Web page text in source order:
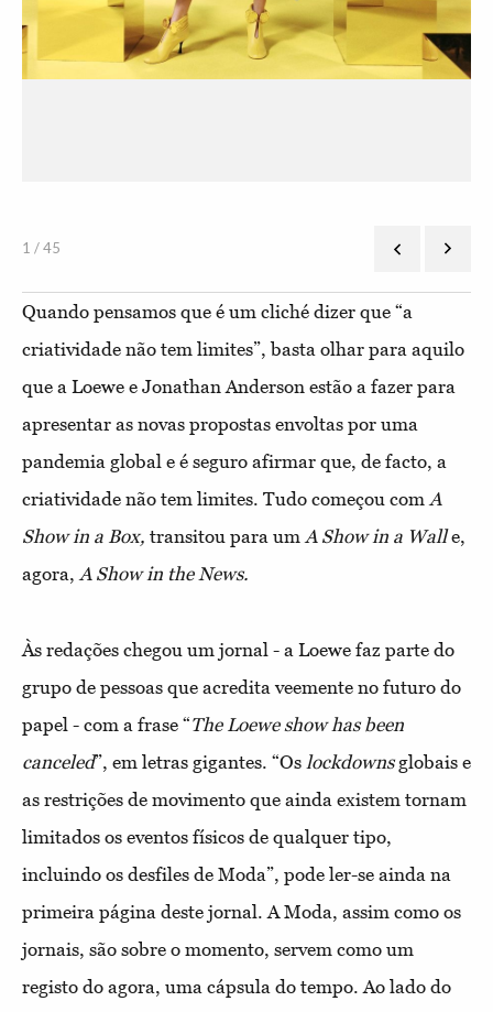
1 / 45
Quando pensamos que é um cliché dizer que “a
criatividade não tem limites”, basta olhar para aquilo
que a Loewe e Jonathan Anderson estão a fazer para
apresentar as novas propostas envoltas por uma
pandemia global e é seguro afirmar que, de facto, a
criatividade não tem limites. Tudo começou comA
Show in a Box, transitou para umA Show in a Walle,
agora,A Show in the News.
Às redações chegou um jornal - a Loewe faz parte do
grupo de pessoas que acredita veemente no futuro do
papel - com a frase “The Loewe show has been
canceled”, em letras gigantes. “Os lockdownsglobais e
as restrições de movimento que ainda existem tornam
limitados os eventos físicos de qualquer tipo,
incluindo os desfiles de Moda”, pode ler-se ainda na
primeira página deste jornal. A Moda, assim como os
jornais, são sobre o momento, servem como um
registo do agora, uma cápsula do tempo. Ao lado do